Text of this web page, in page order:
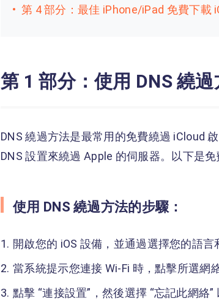
第 4 部分：最佳 iPhone/iPad 免費下載
第 1 部分：使用 DNS 繞
DNS 繞過方法是最常用的免費繞過 iCloud
DNS 設置來繞過 Apple 的伺服器。以下是
使用 DNS 繞過方法的步驟：
開啟您的 iOS 設備，並通過選擇您的語言
當系統提示您連接 Wi-Fi 時，點擊所選網
點擊 “連接設置”，然後選擇 “忘記此網絡”